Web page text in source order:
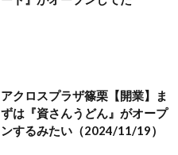
アクロスプラザ篠栗【開業】ま
ずは『資さんうどん』がオープ
ンするみたい（2024/11/19）